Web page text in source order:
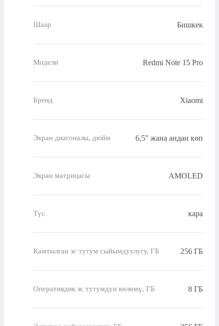
Шаар Бишкек
Модели Redmi Note 15 Pro
Бренд Xiaomi
Экран диагоналы, дюйм 6,5" жана андан көп
Экран матрицасы AMOLED
Түс кара
Камтылган эс тутум сыйымдуулугу, ГБ 256 ГБ
Оперативдик эс тутумдун көлөмү, ГБ 8 ГБ